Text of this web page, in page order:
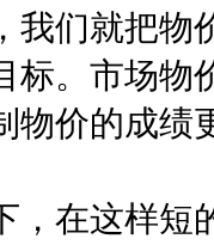
我们就把物
标。市场物
物价的成
，在这样短